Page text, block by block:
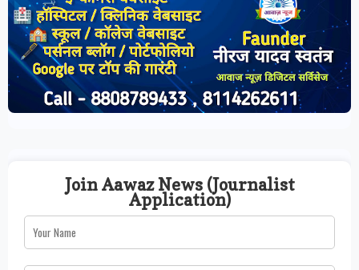
Join Aawaz News (Journalist
Application)